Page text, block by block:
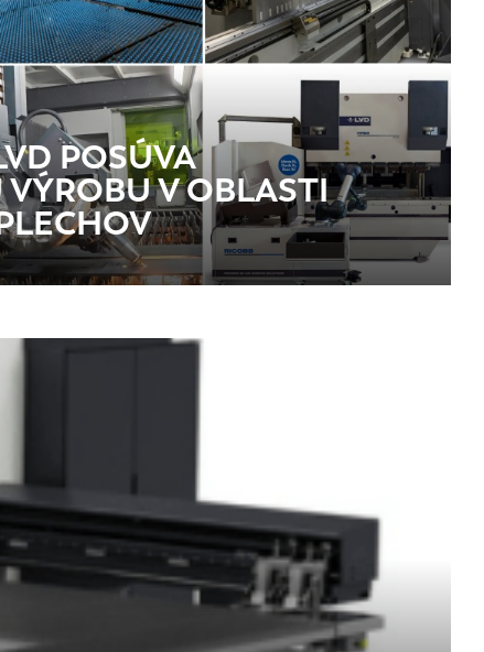
POSÚVA
V OBLASTI